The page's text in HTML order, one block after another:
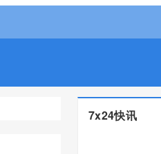
7x24快讯